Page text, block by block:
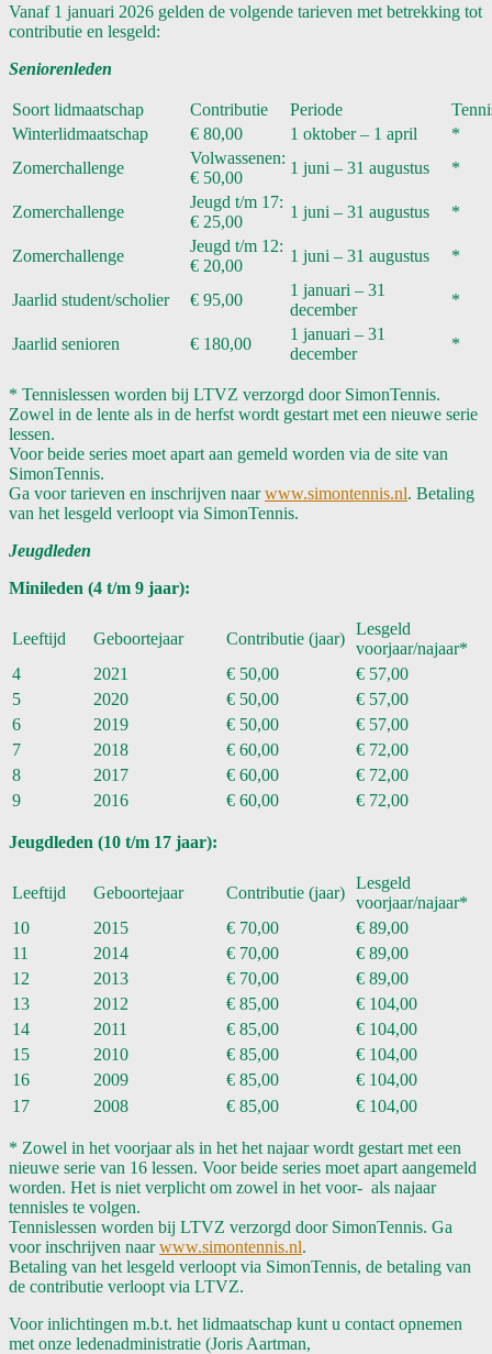
Vanaf 1 januari 2026 gelden de volgende tarieven met betrekking tot
contributie en lesgeld:
Seniorenleden
Soort lidmaatschap Contributie Periode
Winterlidmaatschap
€ 80,00 1 oktober – 1 april
*
Zomerchallenge
Volwassenen:
€ 50,00
1 juni – 31 augustus *
Zomerchallenge
Jeugd t/m 17:
€ 25,00
1 juni – 31 augustus *
Zomerchallenge
Jeugd t/m 12:
€ 20,00
1 juni – 31 augustus *
Jaarlid student/scholier € 95,00
1 januari – 31
december
*
Jaarlid senioren € 180,00
1 januari – 31
december
*
* Tennislessen worden bij LTVZ verzorgd door SimonTennis.
Zowel in de lente als in de herfst wordt gestart met een nieuwe serie
lessen.
Voor beide series moet apart aan gemeld worden via de site van
SimonTennis.
Ga voor tarieven en inschrijven naarwww.simontennis.nl. Betaling
van het lesgeld verloopt via SimonTennis.
Jeugdleden
Minileden (4 t/m 9 jaar):
Leeftijd Geboortejaar Contributie (jaar)
Lesgeld
voorjaar/najaar*
4
2021 € 50,00
€ 57,00
5
2020 € 50,00
€ 57,00
6
2019 € 50,00
€ 57,00
7
2018 € 60,00
€ 72,00
8
2017 € 60,00
€ 72,00
9
2016 € 60,00 € 72,00
Jeugdleden (10 t/m 17 jaar):
Leeftijd Geboortejaar Contributie (jaar)
Lesgeld
voorjaar/najaar*
10
2015 € 70,00
€ 89,00
11
2014 € 70,00
€ 89,00
12
2013 € 70,00
€ 89,00
13
2012 € 85,00
€ 104,00
14
2011 € 85,00
€ 104,00
15
2010 € 85,00
€ 104,00
16
2009 € 85,00
€ 104,00
17
2008 € 85,00 € 104,00
* Zowel in het voorjaar als in het het najaar wordt gestart met een
nieuwe serie van 16 lessen. Voor beide series moet apart aangemeld
worden. Het is niet verplicht om zowel in het voor- als najaar
tennisles te volgen.
Tennislessen worden bij LTVZ verzorgd door SimonTennis. Ga
voor inschrijven naarwww.simontennis.nl.
Betaling van het lesgeld verloopt via SimonTennis, de betaling van
de contributie verloopt via LTVZ.
Voor inlichtingen m.b.t. het lidmaatschap kunt u contact opnemen
met onze ledenadministratie (Joris Aartman,